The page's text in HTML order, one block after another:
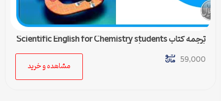
ترجمه کتاب Scientific English for Chemistry students
59,000
مشاهده و خرید